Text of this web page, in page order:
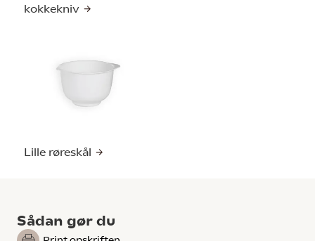
kokkekniv
Lille røreskål
Sådan gør du